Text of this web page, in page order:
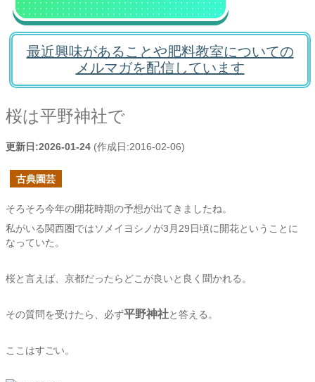
最近興味があることや肥料教室についての
メルマガを配信しています
桜は平野神社で
更新日:2026-01-24 (作成日:2016-02-06)
古典園芸
そろそろ今年の開花時期の予想が出てきましたね。
私がいる関西圏ではソメイヨシノが3月29日頃に開花ということに
なっていた。
桜と言えば、京都だったらどこが良いと良く聞かれる。
その質問を受けたら、必ず平野神社と答える。
ここはすごい。